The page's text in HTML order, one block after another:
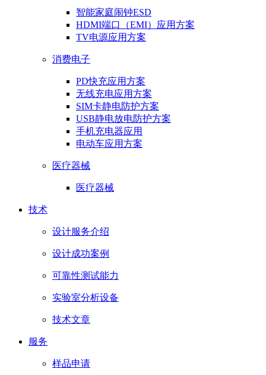
智能家庭闹钟ESD
HDMI端口（EMI）应用方案
TV电源应用方案
消费电子
PD快充应用方案
无线充电应用方案
SIM卡静电防护方案
USB静电放电防护方案
手机充电器应用
电动车应用方案
医疗器械
医疗器械
技术
设计服务介绍
设计成功案例
可靠性测试能力
实验室分析设备
技术文章
服务
样品申请